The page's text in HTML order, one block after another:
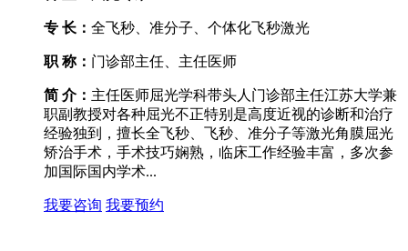
专 长： 全飞秒、准分子、个体化飞秒激光
职 称： 门诊部主任、主任医师
简 介： 主任医师屈光学科带头人门诊部主任江苏大学兼
职副教授对各种屈光不正特别是高度近视的诊断和治疗
经验独到，擅长全飞秒、飞秒、准分子等激光角膜屈光
矫治手术，手术技巧娴熟，临床工作经验丰富，多次参
加国际国内学术...
我要咨询 我要预约